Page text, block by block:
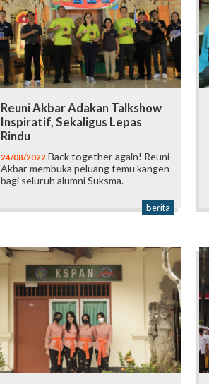
Reuni Akbar Adakan Talkshow
Inspiratif, Sekaligus Lepas
Rindu
24/08/2022 Back together again! Reuni
Akbar membuka peluang temu kangen
bagi seluruh alumni Suksma.
berita